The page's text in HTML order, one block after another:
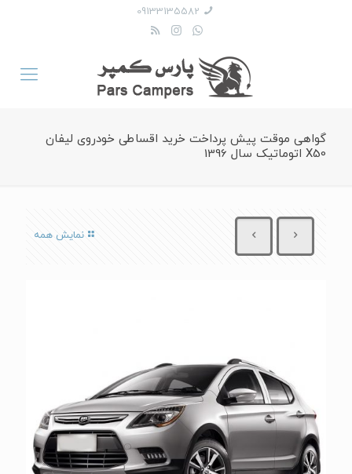
09133135582
گواهی موقت پیش پرداخت خرید اقساطی خودروی لیفان
X50 اتوماتیک سال 1396
نمایش همه